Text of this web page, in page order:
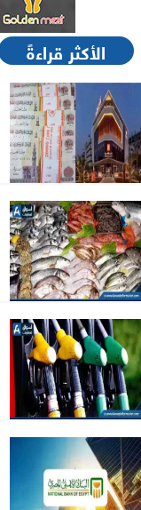
الأكثر قراءةً